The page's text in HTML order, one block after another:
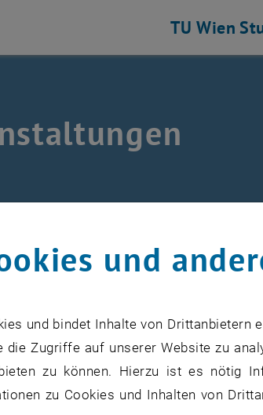
und Luftfahrtgetriebe auflisten
TU Wien
Veranstaltungen in der aktuellen Ansicht.
und
und bindet Inhalte von Drittanbietern
Zugriffe auf unserer Website zu
zu können. Hierzu ist es nötig
zu Cookies und Inhalten von